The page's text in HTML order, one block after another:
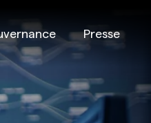
Presse